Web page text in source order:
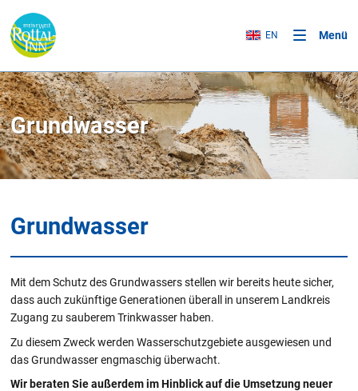
EN Menü
Grundwasser
Grundwasser
Mit dem Schutz des Grundwassers stellen wir bereits heute sicher,
dass auch zukünftige Generationen überall in unserem Landkreis
Zugang zu sauberem Trinkwasser haben.
Zu diesem Zweck werden Wasserschutzgebiete ausgewiesen und
das Grundwasser engmaschig überwacht.
Wir beraten Sie außerdem im Hinblick auf die Umsetzung neuer